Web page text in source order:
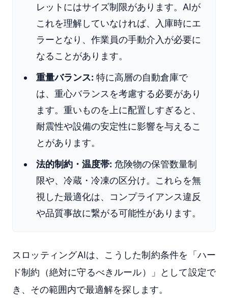
レットにはサイズ制限があります。AIが
これを理解していなければ、入庫時にエ
ラーとなり、作業員の手動介入が必要に
なることがあります。
重量バランス: 特に高層の自動倉庫で
は、重心バランスを考慮する必要があり
ます。重いものを上に配置しすぎると、
耐震性や設備の安定性に影響を与えるこ
とがあります。
法的制約・温度帯: 危険物の保管数量制
限や、冷蔵・冷凍の区分け。これらを無
視した最適化は、コンプライアンス違反
や品質事故に繋がる可能性があります。
スロッティングAIは、こうした制約条件を「ハー
ド制約（絶対に守るべきルール）」として設定で
き、その範囲内で最適解を探します。